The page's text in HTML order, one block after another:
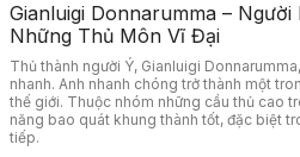
Gianluigi Donnarumma – Người
Những Thủ Môn Vĩ Đại
Thủ thành người Ý, Gianluigi
nhanh. Anh nhanh chóng trở thành một
thế giới. Thuộc nhóm những cầu thủ cao
năng bao quát khung thành tốt, đặc biệt
tiếp.